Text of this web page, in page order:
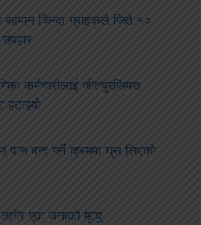
किन्दा ग्राहकले जिते १०
कर्मचारीलाई जीतपुरसिमरा
हटाइयो
पान बन्द गर्ने क्रममा घुस लिएको
लागेर एक जनाको मृत्यु